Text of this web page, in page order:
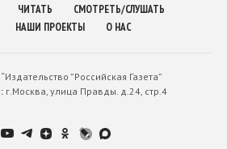
ЧИТАТЬ
СМОТРЕТЬ/СЛУШАТЬ
НАШИ ПРОЕКТЫ О НАС
”Российская Газета”
г.Москва, улица Правды. д.24, стр.4